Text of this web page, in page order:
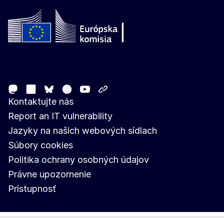
MastodonLinkedIn
Bluesky
Facebook
Youtube
Kontaktujte nás
Report an IT vulnerability
Jazyky na našich webových sídlach
Súbory cookies
Politika ochrany osobných údajov
Právne upozornenie
Prístupnosť